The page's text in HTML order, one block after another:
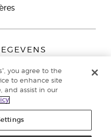
97
0-1480-710032
you agree to the
to enhance site
and assist in our